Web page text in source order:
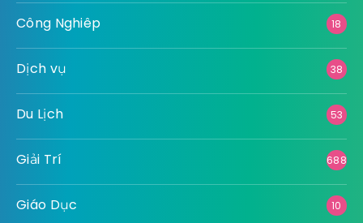
Công Nghiêp 18
Dịch vụ 38
Du Lịch 53
Giải Trí 688
Giáo Dục 10